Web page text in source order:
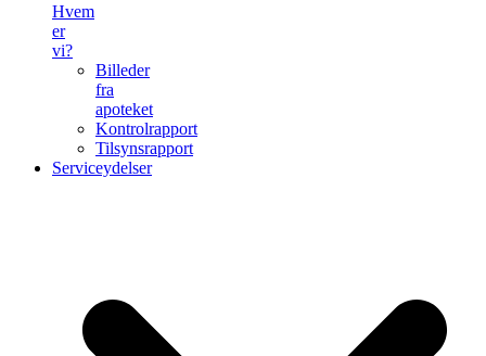
Hvem
er
vi?
Billeder
fra
apoteket
Kontrolrapport
Tilsynsrapport
Serviceydelser